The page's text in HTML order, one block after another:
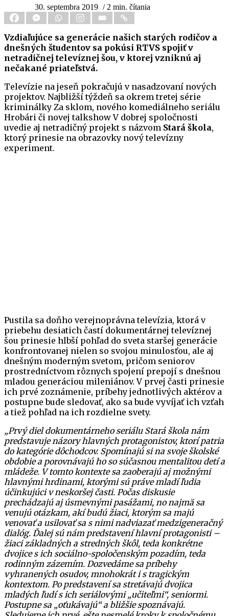
30. septembra 2019 / 2 min. čítania
Vzdiaľujúce sa generácie našich starých rodičov a
dnešných študentov sa pokúsi RTVS spojiť v
netradičnej televíznej šou, v ktorej vzniknú aj
nečakané priateľstvá.
Televízie na jeseň pokračujú v nasadzovaní nových
projektov. Najbližší týždeň sa okrem tretej série
kriminálky Za sklom, nového komediálneho seriálu
Hrobári či novej talkshow V dobrej spoločnosti
uvedie aj netradičný projekt s názvom Stará škola,
ktorý prinesie na obrazovky nový televízny
experiment.
Pustila sa doňho verejnoprávna televízia, ktorá v
priebehu desiatich častí dokumentárnej televíznej
šou prinesie hlbší pohľad do sveta staršej generácie
konfrontovanej nielen so svojou minulosťou, ale aj
dnešným moderným svetom, pričom seniorov
prostredníctvom rôznych spojení prepojí s dnešnou
mladou generáciou mileniánov. V prvej časti prinesie
ich prvé zoznámenie, príbehy jednotlivých aktérov a
postupne bude sledovať, ako sa bude vyvíjať ich vzťah
a tiež pohľad na ich rozdielne svety.
„Prvý diel dokumentárneho seriálu Stará škola nám
predstavuje názory hlavných protagonistov, ktorí patria
do kategórie dôchodcov. Spomínajú si na svoje školské
obdobie a porovnávajú ho so súčasnou mentalitou detí a
mládeže. V tomto kontexte sa zaoberajú aj možnými
hlavnými hrdinami, ktorými sú práve mladí ľudia
účinkujúci v neskoršej časti. Počas diskusie
prechádzajú aj úsmevnými pasážami, no najmä sa
venujú otázkam, akí budú žiaci, ktorým sa majú
venovať a usilovať sa s nimi nadviazať medzigeneračný
dialóg. Ďalej sú nám predstavení hlavní protagonisti –
žiaci základných a stredných škôl, teda konkrétne
dvojice s ich sociálno-spoločenským pozadím, teda
rodinným zázemím. Dozvedáme sa príbehy
vyhranených osudov, mnohokrát i s tragickým
kontextom. Po predstavení sa stretávajú dvojica
mladých ľudí s ich seriálovými „učiteľmi“, seniormi.
Postupne sa „oťukávajú“ a bližšie spoznávajú.